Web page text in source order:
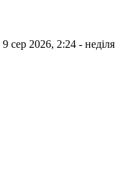
9 сер 2026, 2:24 - неділя